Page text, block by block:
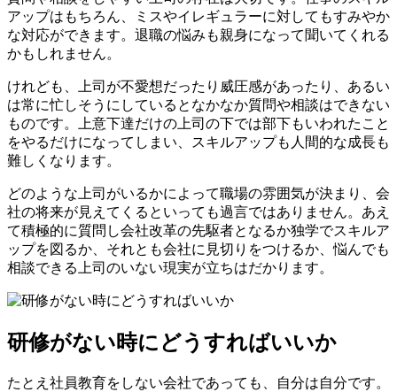
アップはもちろん、ミスやイレギュラーに対してもすみやか
な対応ができます。退職の悩みも親身になって聞いてくれる
かもしれません。
けれども、上司が不愛想だったり威圧感があったり、あるい
は常に忙しそうにしているとなかなか質問や相談はできない
ものです。上意下達だけの上司の下では部下もいわれたこと
をやるだけになってしまい、スキルアップも人間的な成長も
難しくなります。
どのような上司がいるかによって職場の雰囲気が決まり、会
社の将来が見えてくるといっても過言ではありません。あえ
て積極的に質問し会社改革の先駆者となるか独学でスキルア
ップを図るか、それとも会社に見切りをつけるか、悩んでも
相談できる上司のいない現実が立ちはだかります。
研修がない時にどうすればいいか
たとえ社員教育をしない会社であっても、自分は自分です。